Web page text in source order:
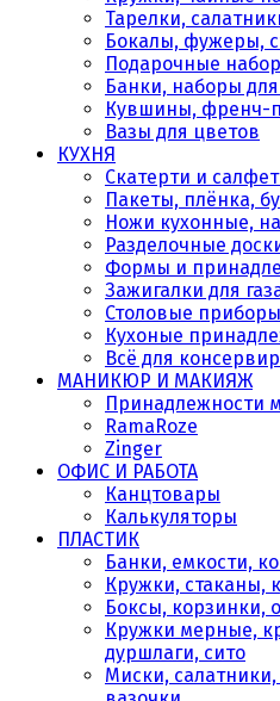
Тарелки,
Бокалы, фужеры,
Подарочные
Банки, наборы
Кувшины, френч-
Вазы для цветов
КУХНЯ
Скатерти и
Пакеты, плёнка,
Ножи кухонные,
Разделочные
Формы и
Зажигалки для
Столовые приборы
Кухоные
Всё для
МАНИКЮР И МАКИЯЖ
Принадлежности
RamaRoze
Zinger
ОФИС И РАБОТА
Канцтовары
Калькуляторы
ПЛАСТИК
Банки, емкости,
Кружки, стаканы,
Боксы, корзинки,
Кружки мерные,
дуршлаги, сито
Миски,